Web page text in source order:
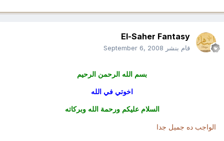
El-Saher Fantasy
قام بنشر September 6, 2008
بسم الله الرحمن الرحيم
اخوتي في الله
السلام عليكم ورحمة الله وبركاته
الواجب ده جميل جدا